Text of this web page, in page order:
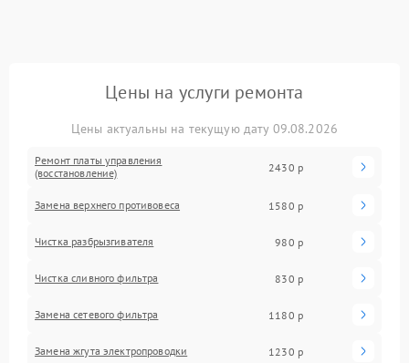
Цены на услуги ремонта
Цены актуальны на текущую дату 09.08.2026
Ремонт платы управления
(восстановление)
2430 р
Замена верхнего противовеса 1580 р
Чистка разбрызгивателя 980 р
Чистка сливного фильтра 830 р
Замена сетевого фильтра 1180 р
Замена жгута электропроводки 1230 р